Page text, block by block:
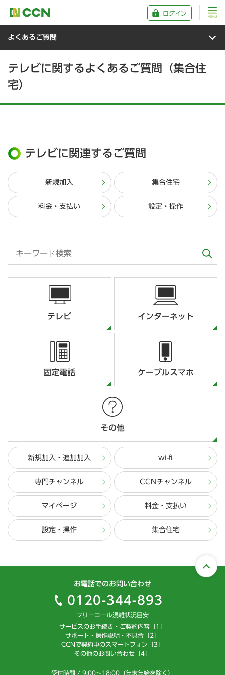
ログイン
よくあるご質問
テレビに関するよくあるご質問（集合住
宅）
テレビに関連するご質問
新規加入 集合住宅
料金・支払い 設定・操作
テレビ インターネット
固定電話 ケーブルスマホ
その他
新規加入・追加加入 wi-fi
専門チャンネル CCNチャンネル
マイページ 料金・支払い
設定・操作 集合住宅
お電話でのお問い合わせ
0120-344-893
フリーコール混雑状況目安
サービスのお手続き・ご契約内容［1］
サポート・操作説明・不具合［2］
CCNで契約中のスマートフォン［3］
その他のお問い合わせ［4］
受付時間 / 9:00～18:00（年末年始を除く）